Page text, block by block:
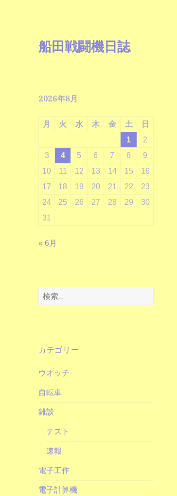
船田戦闘機日誌
2026年8月
月 火 水 木 金 土
日
1
2
3
4 5 6 7 8
9
10
11 12 13 14 15
16
17
18 19 20 21 22
23
24
25 26 27 28 29
30
31
« 6月
検
索:
カテゴリー
ウオッチ
自転車
雑談
テスト
速報
電子工作
電子計算機